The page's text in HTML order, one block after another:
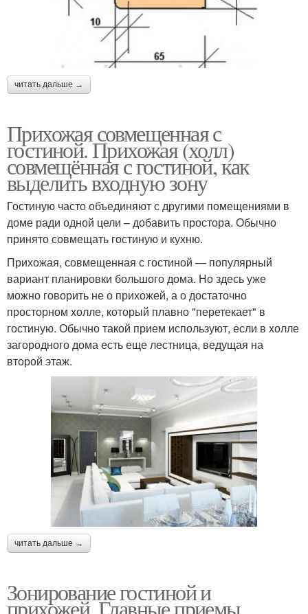
читать дальше →
Прихожая совмещенная с
гостиной. Прихожая (холл)
совмещённая с гостиной, как
выделить входную зону
Гостиную часто объединяют с другими помещениями в
доме ради одной цели – добавить простора. Обычно
принято совмещать гостиную и кухню.
Прихожая, совмещенная с гостиной — популярный
вариант планировки большого дома. Но здесь уже
можно говорить не о прихожей, а о достаточно
просторном холле, который плавно "перетекает" в
гостиную. Обычно такой прием используют, если в холле
загородного дома есть еще лестница, ведущая на
второй этаж.
читать дальше →
Зонирование гостиной и